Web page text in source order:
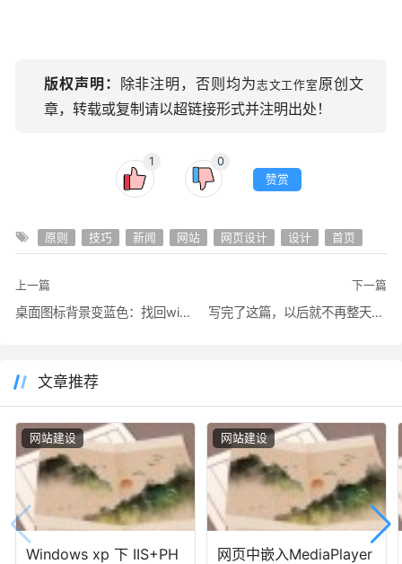
版权声明： 除非注明，否则均为志文工作室 原创文
章，转载或复制请以超链接形式并注明出处！
1
0
赞赏
原则 技巧 新闻 网站 网页设计 设计 首页
上一篇
桌面图标背景变蓝色：找回windowsxp桌面图标透明效果的几种方法
下一篇
写完了这篇，以后就不再整天地上网了
文章推荐
Windows xp 下 IIS+PH
网站建设
网页中嵌入MediaPlayer
网站建设